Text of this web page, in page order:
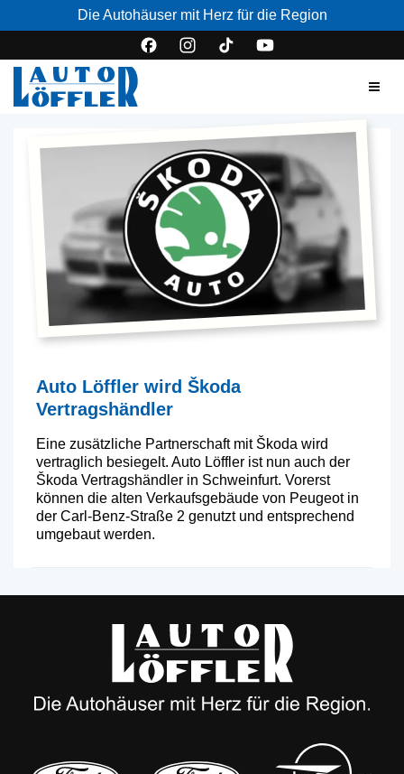
Die Autohäuser mit Herz für die Region
Auto Löffler wird Škoda
Vertragshändler
Eine zusätzliche Partnerschaft mit Škoda wird
vertraglich besiegelt. Auto Löffler ist nun auch der
Škoda Vertragshändler in Schweinfurt. Vorerst
können die alten Verkaufs­gebäude von Peugeot in
der Carl-Benz-Straße 2 genutzt und entsprechend
umgebaut werden.